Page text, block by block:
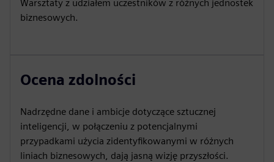
Warsztaty z udziałem uczestników z różnych jednostek
biznesowych.
Ocena zdolności
Nadrzędne dane i ambicje dotyczące sztucznej
inteligencji, w połączeniu z potencjalnymi
przypadkami użycia zidentyfikowanymi w różnych
liniach biznesowych, dają jasną wizję przyszłości.